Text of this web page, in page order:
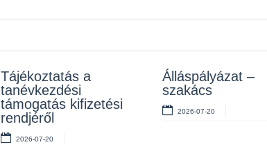
Tájékoztatás a
tanévkezdési
támogatás kifizetési
rendjéről
2026-07-20
Álláspályázat –
szakács
2026-07-20
Rendelet kihirdetése
2026-07-10
Álláspályázat –
takarító
2026-07-06